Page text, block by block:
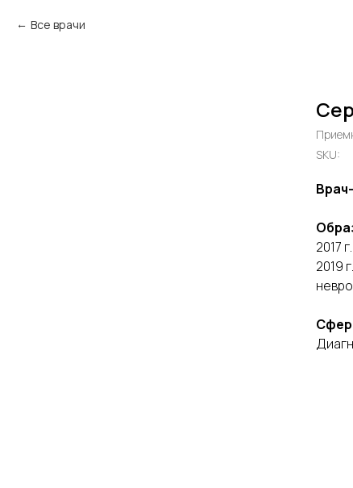
Все врачи
SKU:
2017
2019